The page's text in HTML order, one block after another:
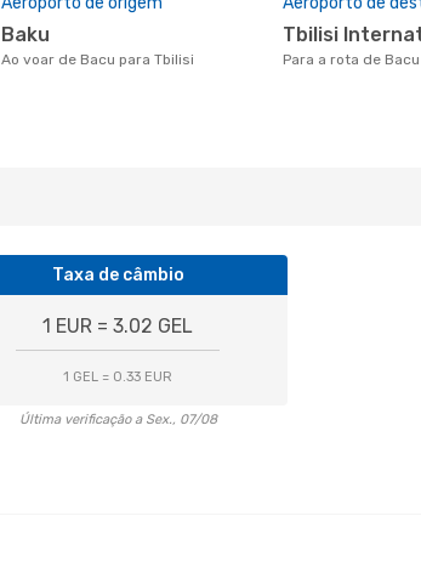
Baku
Ao voar de Bacu para Tbilisi
Tbilisi
Para a rota de
Taxa de câmbio
1 EUR = 3.02 GEL
1 GEL = 0.33 EUR
Última verificação a Sex., 07/08